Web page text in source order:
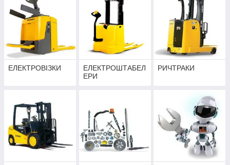
ЕЛЕКТРОВІЗКИ
ЕЛЕКТРОШТАБЕЛ
ЕРИ
РИЧТРАКИ